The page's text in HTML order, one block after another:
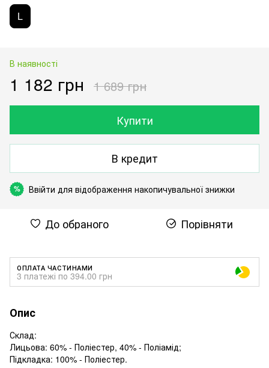
L
В наявності
1 182 грн 1 689 грн
Купити
В кредит
% Ввійти для відображення накопичувальної знижки
До обраного Порівняти
ОПЛАТА ЧАСТИНАМИ
3 платежі по 394.00 грн
Опис
Склад:
Лицьова: 60% - Поліестер, 40% - Поліамід;
Підкладка: 100% - Поліестер.